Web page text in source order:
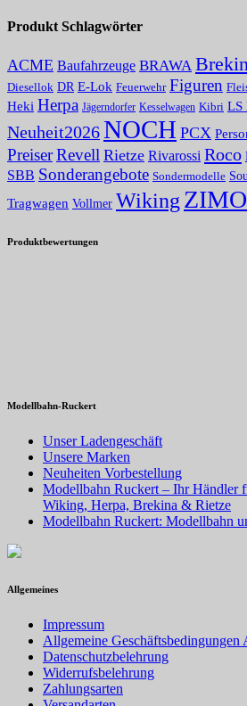
Produkt Schlagwörter
ACME Baufahrzeuge BRAWA
Diesellok DR E-Lok Feuerwehr Figuren
Heki Herpa Jägerndorfer Kesselwagen Kibri LS
Neuheit2026NOCH PCX
PreiserRevell Rietze Rivarossi Roco
SBB Sonderangebote Sondermodelle
Tragwagen Vollmer Wiking ZIMO
Produktbewertungen
Modellbahn-Ruckert
Unser Ladengeschäft
Unsere Marken
Neuheiten Vorbestellung
Modellbahn Ruckert – Ihr Händler
Wiking, Herpa, Brekina & Rietze
Modellbahn Ruckert: Modellbahn
Allgemeines
Impressum
Allgemeine Geschäftsbedingungen
Datenschutzbelehrung
Widerrufsbelehrung
Zahlungsarten